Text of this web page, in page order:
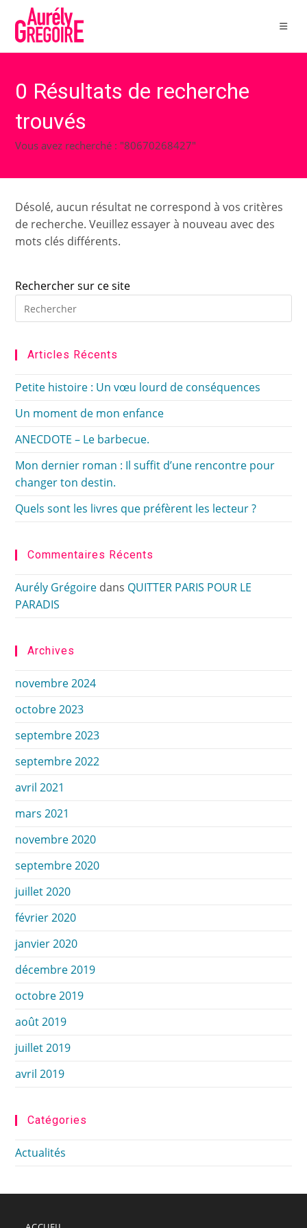
content
0 Résultats de recherche
trouvés
Vous avez recherché : "80670268427"
Désolé, aucun résultat ne correspond à vos critères
de recherche. Veuillez essayer à nouveau avec des
mots clés différents.
Rechercher sur ce site
Articles Récents
Petite histoire : Un vœu lourd de conséquences
Un moment de mon enfance
ANECDOTE – Le barbecue.
Mon dernier roman : Il suffit d’une rencontre pour
changer ton destin.
Quels sont les livres que préfèrent les lecteur ?
Commentaires Récents
Aurély Grégoire dans QUITTER PARIS POUR LE
PARADIS
Archives
novembre 2024
octobre 2023
septembre 2023
septembre 2022
avril 2021
mars 2021
novembre 2020
septembre 2020
juillet 2020
février 2020
janvier 2020
décembre 2019
octobre 2019
août 2019
juillet 2019
avril 2019
Catégories
Actualités